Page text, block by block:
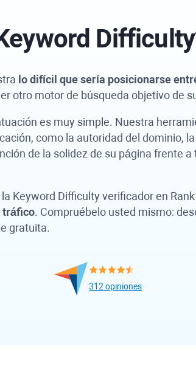
Difficulty
lo difícil que sería posicionarse
otro motor de búsqueda objetivo de
es muy simple. Nuestra
como la autoridad del dominio,
de la solidez de su página frente
Keyword Difficulty verificador en
tráfico. Compruébelo usted mismo:
gratuita.
312 opiniones